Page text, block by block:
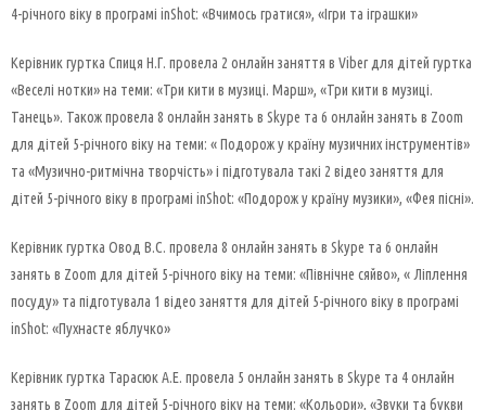
4-річного віку в програмі inShot: «Вчимось гратися», «Ігри та іграшки»
Керівник гуртка Спиця Н.Г. провела 2 онлайн заняття в Viber для дітей гуртка
«Веселі нотки» на теми: «Три кити в музиці. Марш», «Три кити в музиці.
Танець». Також провела 8 онлайн занять в Skype та 6 онлайн занять в Zoom
для дітей 5-річного віку на теми: « Подорож у країну музичних інструментів»
та «Музично-ритмічна творчість» і підготувала такі 2 відео заняття для
дітей 5-річного віку в програмі inShot: «Подорож у країну музики», «Фея пісні».
Керівник гуртка Овод В.С. провела 8 онлайн занять в Skype та 6 онлайн
занять в Zoom для дітей 5-річного віку на теми: «Північне сяйво», « Ліплення
посуду» та підготувала 1 відео заняття для дітей 5-річного віку в програмі
inShot: «Пухнасте яблучко»
Керівник гуртка Тарасюк А.Е. провела 5 онлайн занять в Skype та 4 онлайн
занять в Zoom для дітей 5-річного віку на теми: «Кольори», «Звуки та букви